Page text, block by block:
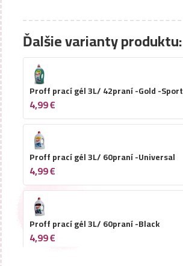
Ďalšie varianty produktu:
Proff prací gél 3L/ 42praní -Gold -Sport
4,99€
Proff prací gél 3L/ 60praní -Universal
4,99€
Proff prací gél 3L/ 60praní -Black
4,99€